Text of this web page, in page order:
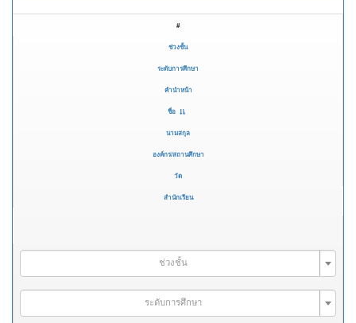
#
ช่วงชั้น
ระดับการศึกษา
คำนำหน้า
ชื่อ
นามสกุล
องค์กร/สถานศึกษา
วัด
สำนักเรียน
ช่วงชั้น
ระดับการศึกษา